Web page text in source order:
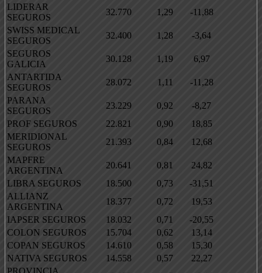
LIDERAR
SEGUROS
32.770 1,29
-11,88
SWISS MEDICAL
SEGUROS
32.400 1,28
-3,64
SEGUROS
GALICIA
30.128 1,19
6,97
ANTARTIDA
SEGUROS
28.072 1,11
-11,28
PARANA
SEGUROS
23.229 0,92
-8,27
PROF SEGUROS
22.821 0,90
18,85
MERIDIONAL
SEGUROS
21.393 0,84
12,68
MAPFRE
ARGENTINA
20.641 0,81
24,82
LIBRA SEGUROS
18.500 0,73
-31,51
ALLIANZ
ARGENTINA
18.377 0,72
19,53
IAPSER SEGUROS
18.032 0,71
-20,55
COLON SEGUROS
15.704 0,62
13,14
COPAN SEGUROS
14.610 0,58
15,30
NATIVA SEGUROS
14.558 0,57
22,27